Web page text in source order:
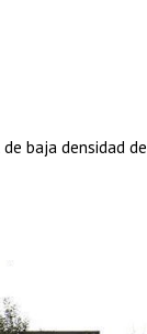
baja densidad